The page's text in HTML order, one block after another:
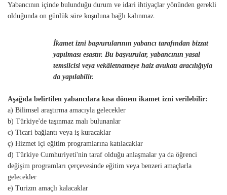
Yabancının içinde bulunduğu durum ve idari ihtiyaçlar yönünden gerekli
olduğunda on günlük süre koşuluna bağlı kalınmaz.
İkamet izni başvurularının yabancı tarafından bizzat
yapılması esastır. Bu başvurular, yabancının yasal
temsilcisi veya vekâletnameye haiz avukatı aracılığıyla
da yapılabilir.
Aşağıda belirtilen yabancılara kısa dönem ikamet izni verilebilir:
a) Bilimsel araştırma amacıyla gelecekler
b) Türkiye'de taşınmaz malı bulunanlar
c) Ticari bağlantı veya iş kuracaklar
ç) Hizmet içi eğitim programlarına katılacaklar
d) Türkiye Cumhuriyeti'nin taraf olduğu anlaşmalar ya da öğrenci
değişim programları çerçevesinde eğitim veya benzeri amaçlarla
gelecekler
e) Turizm amaçlı kalacaklar